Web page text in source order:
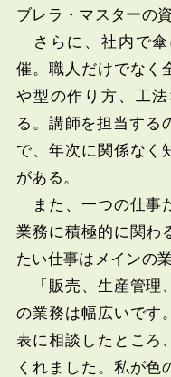
ブレラ・マスターの
さらに、社内で傘
催。職人だけでなく
や型の作り方、工
る。講師を担当する
で、年次に関係なく
がある。
また、一つの仕事
業務に積極的に関わ
たい仕事はメインの
「販売、生産管理
の業務は幅広いです
表に相談したところ
くれました。私が色